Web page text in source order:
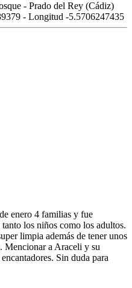
- Prado del Rey (Cádiz)
- Longitud -5.5706247435
enero 4 familias y fue
los niños como los adultos.
limpia además de tener unos
Mencionar a Araceli y su
Sin duda para